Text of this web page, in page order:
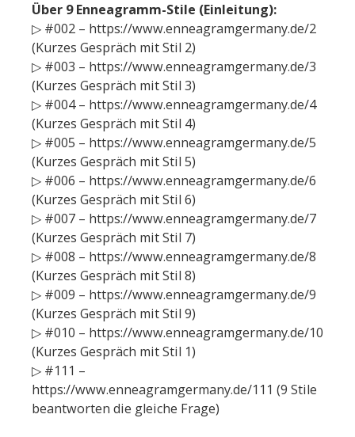
Über 9 Enneagramm-Stile (Einleitung):
▷ #002 – https://www.enneagramgermany.de/2
(Kurzes Gespräch mit Stil 2)
▷ #003 – https://www.enneagramgermany.de/3
(Kurzes Gespräch mit Stil 3)
▷ #004 – https://www.enneagramgermany.de/4
(Kurzes Gespräch mit Stil 4)
▷ #005 – https://www.enneagramgermany.de/5
(Kurzes Gespräch mit Stil 5)
▷ #006 – https://www.enneagramgermany.de/6
(Kurzes Gespräch mit Stil 6)
▷ #007 – https://www.enneagramgermany.de/7
(Kurzes Gespräch mit Stil 7)
▷ #008 – https://www.enneagramgermany.de/8
(Kurzes Gespräch mit Stil 8)
▷ #009 – https://www.enneagramgermany.de/9
(Kurzes Gespräch mit Stil 9)
▷ #010 – https://www.enneagramgermany.de/10
(Kurzes Gespräch mit Stil 1)
▷ #111 –
https://www.enneagramgermany.de/111 (9 Stile
beantworten die gleiche Frage)